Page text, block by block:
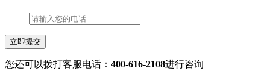
立即提交
您还可以拨打客服电话： 400-616-2108进行咨询